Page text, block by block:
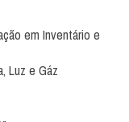
em Inventário e
Luz e Gáz